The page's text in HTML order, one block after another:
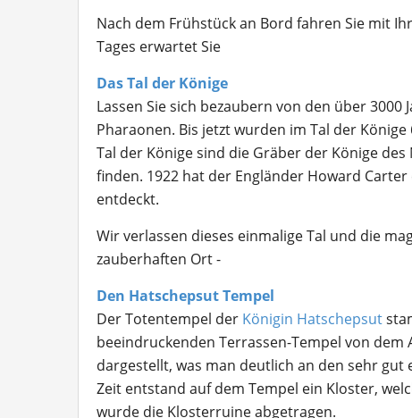
Nach dem Frühstück an Bord fahren Sie mit
Tages erwartet Sie
Das Tal der Könige
Lassen Sie sich bezaubern von den über
Pharaonen. Bis jetzt wurden im Tal der
Tal der Könige sind die Gräber der Könige des
finden. 1922 hat der Engländer Howard
entdeckt.
Wir verlassen dieses einmalige Tal und die
zauberhaften Ort -
Den Hatschepsut Tempel
Der Totentempel der Königin Hatschepsut
beeindruckenden Terrassen-Tempel von
dargestellt, was man deutlich an den sehr
Zeit entstand auf dem Tempel ein Kloster,
wurde die Klosterruine abgetragen.